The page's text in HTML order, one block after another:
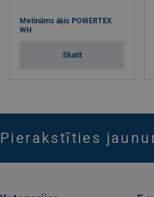
Metināms āķis POWERTEX
WH
Skatīt
Pierakstīties